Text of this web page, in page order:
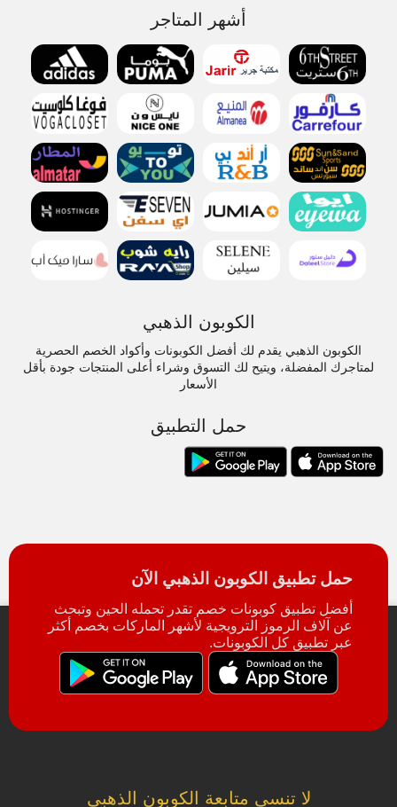
أشهر المتاجر
الكوبون الذهبي
الكوبون الذهبي يقدم لك أفضل الكوبونات وأكواد الخصم الحصرية
لمتاجرك المفضلة، ويتيح لك التسوق وشراء أعلى المنتجات جودة بأقل
الأسعار
حمل التطبيق
حمل تطبيق الكوبون الذهبي الآن
أفضل تطبيق كوبونات خصم تقدر تحمله الحين وتبحث
عن آلاف الرموز الترويجية لأشهر الماركات بخصم أكثر
عبر تطبيق كل الكوبونات.
لا تنسى متابعة الكوبون الذهبي